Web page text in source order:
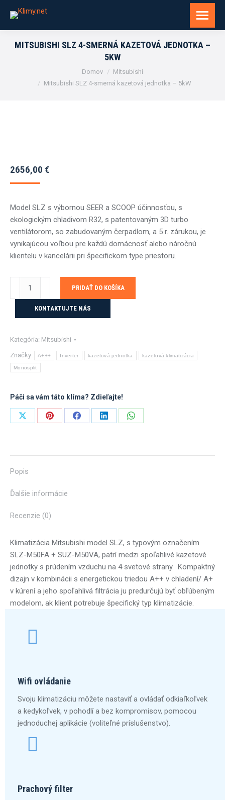
MITSUBISHI SLZ 4-SMERNÁ KAZETOVÁ JEDNOTKA –
5KW
Domov
Mitsubishi
Mitsubishi SLZ 4-smerná kazetová jednotka – 5kW
2656,00 €
Model SLZ s výbornou SEER a SCOOP účinnosťou, s
ekologickým chladivom R32, s patentovaným 3D turbo
ventilátorom, so zabudovaným čerpadlom, a 5 r. zárukou, je
vynikajúcou voľbou pre každú domácnosť alebo náročnú
klientelu v kancelárii pri špecifickom type priestoru.
4-
kazetová
jednotka
PRIDAŤ DO KOŠÍKA
KONTAKTUJTE NÁS
Kategória: Mitsubishi
Značky: A+++ Inverter kazetová jednotka kazetová klimatizácia
Monosplit
Páči sa vám táto klíma? Zdieľajte!
Share
Share
Share
Share
Share
Popis
Ďalšie informácie
Recenzie (0)
Klimatizácia Mitsubishi model SLZ, s typovým označením
SLZ-M50FA + SUZ-M50VA, patrí medzi spoľahlivé kazetové
jednotky s prúdením vzduchu na 4 svetové strany. Kompaktný
dizajn v kombinácii s energetickou triedou A++ v chladení/ A+
v kúrení a jeho spoľahlivá filtrácia ju predurčujú byť obľúbeným
modelom, ak klient potrebuje špecifický typ klimatizácie.
Wifi ovládanie
Svoju klimatizáciu môžete nastaviť a ovládať odkiaľkoľvek
a kedykoľvek, v pohodlí a bez kompromisov, pomocou
jednoduchej aplikácie (voliteľné príslušenstvo).
Prachový filter